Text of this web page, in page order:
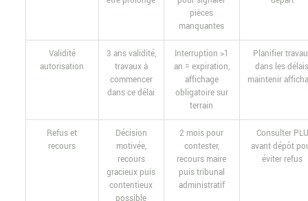
pièces
manquantes
Validité
autorisation
3 ans validité,
travaux à
commencer
dans ce délai
Interruption >1
an = expiration,
affichage
obligatoire sur
terrain
Planifier
dans les
maintenir
Refus et
recours
Décision
motivée,
recours
gracieux puis
contentieux
2 mois pour
contester,
recours maire
puis tribunal
administratif
Consulter PLU
avant dépôt
éviter refus